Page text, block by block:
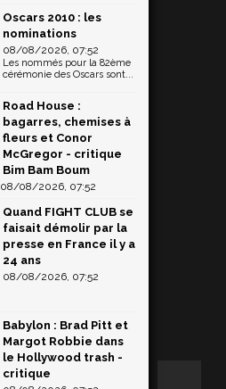
Oscars 2010 : les
nominations
08/08/2026, 07:52
Les nommés pour la 82ème
cérémonie des Oscars sont...
Road House :
bagarres, chemises à
fleurs et Conor
McGregor - critique
Bim Bam Boum
08/08/2026, 07:52
Quand FIGHT CLUB se
faisait démolir par la
presse en France il y a
24 ans
08/08/2026, 07:52
Babylon : Brad Pitt et
Margot Robbie dans
le Hollywood trash -
critique